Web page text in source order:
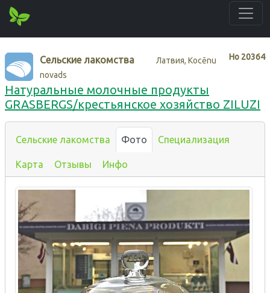
Нo 20364
Сельские лакомства
Латвия, Kocēnu
novads
Натуральные молочные продукты
GRASBERGS/крестьянское хозяйство ZILUZI
Сельские лакомства Фото Специализация
Карта Отзывы Инфо